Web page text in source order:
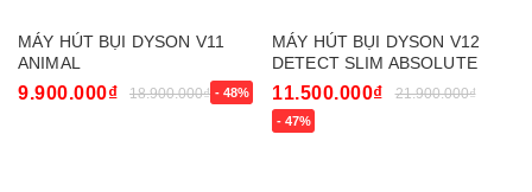
MÁY HÚT BỤI DYSON V11
ANIMAL
9.900.000₫ 18.900.000₫ - 48%
MÁY HÚT BỤI DYSON V12
DETECT SLIM ABSOLUTE
11.500.000₫ 21.900.000₫
- 47%